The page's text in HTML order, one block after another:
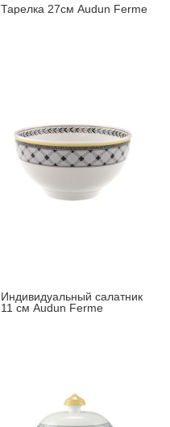
Тарелка 27см Audun Ferme
Индивидуальный салатник
11 см Audun Ferme